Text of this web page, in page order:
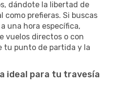
dándote la libertad de
prefieras. Si buscas
una hora específica,
vuelos directos o con
tu punto de partida y la
ideal para tu travesía